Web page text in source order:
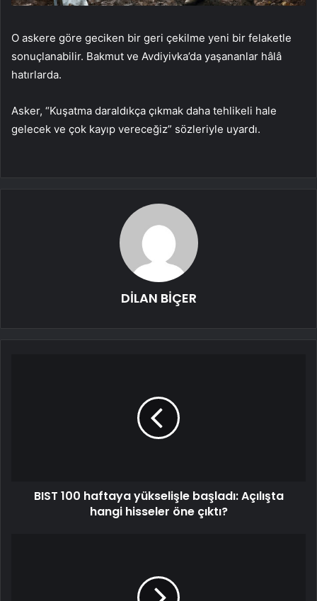
O askere göre geciken bir geri çekilme yeni bir felaketle
sonuçlanabilir. Bakmut ve Avdiyivka’da yaşananlar hâlâ
hatırlarda.
Asker, “Kuşatma daraldıkça çıkmak daha tehlikeli hale
gelecek ve çok kayıp vereceğiz” sözleriyle uyardı.
DİLAN BİÇER
BIST 100 haftaya yükselişle başladı: Açılışta
hangi hisseler öne çıktı?